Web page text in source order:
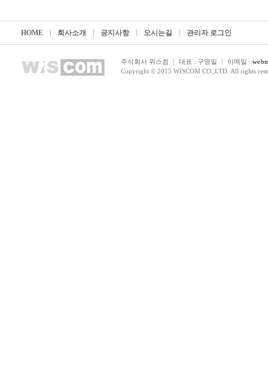
HOME 회사소개 공지사항 오시는길 관리자 로그인
주식회사 위스컴 대표 : 구영일 이메일 :
Copyright © 2015 WISCOM CO.,LTD. All rights